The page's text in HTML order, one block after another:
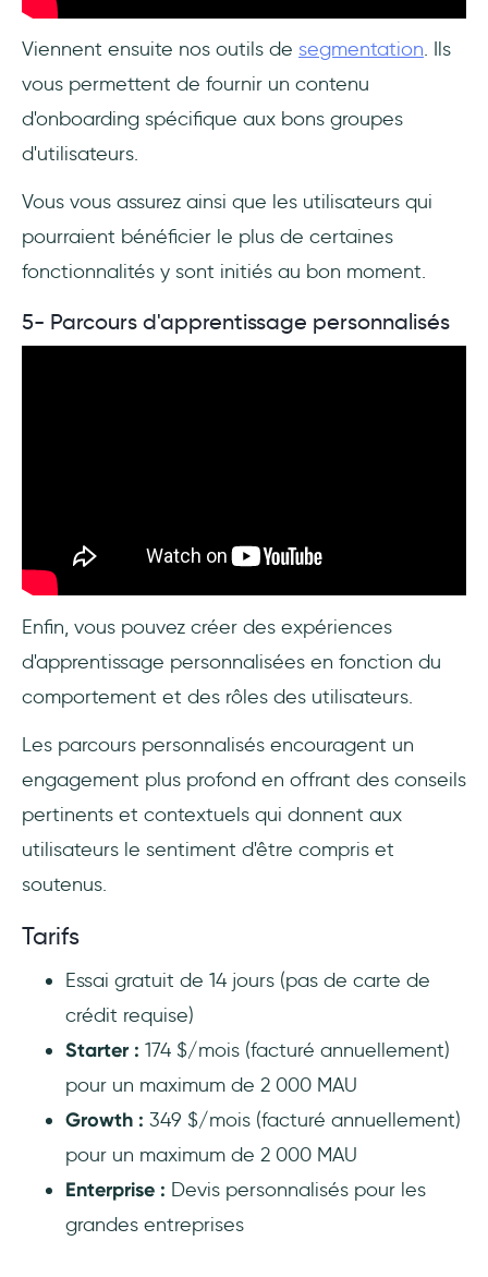
Viennent ensuite nos outils de segmentation. Ils
vous permettent de fournir un contenu
d'onboarding spécifique aux bons groupes
d'utilisateurs.
Vous vous assurez ainsi que les utilisateurs qui
pourraient bénéficier le plus de certaines
fonctionnalités y sont initiés au bon moment.
5- Parcours d'apprentissage personnalisés
Enfin, vous pouvez créer des expériences
d'apprentissage personnalisées en fonction du
comportement et des rôles des utilisateurs.
Les parcours personnalisés encouragent un
engagement plus profond en offrant des conseils
pertinents et contextuels qui donnent aux
utilisateurs le sentiment d'être compris et
soutenus.
Tarifs
Essai gratuit de 14 jours (pas de carte de
crédit requise)
Starter : 174 $/mois (facturé annuellement)
pour un maximum de 2 000 MAU
Growth : 349 $/mois (facturé annuellement)
pour un maximum de 2 000 MAU
Enterprise : Devis personnalisés pour les
grandes entreprises